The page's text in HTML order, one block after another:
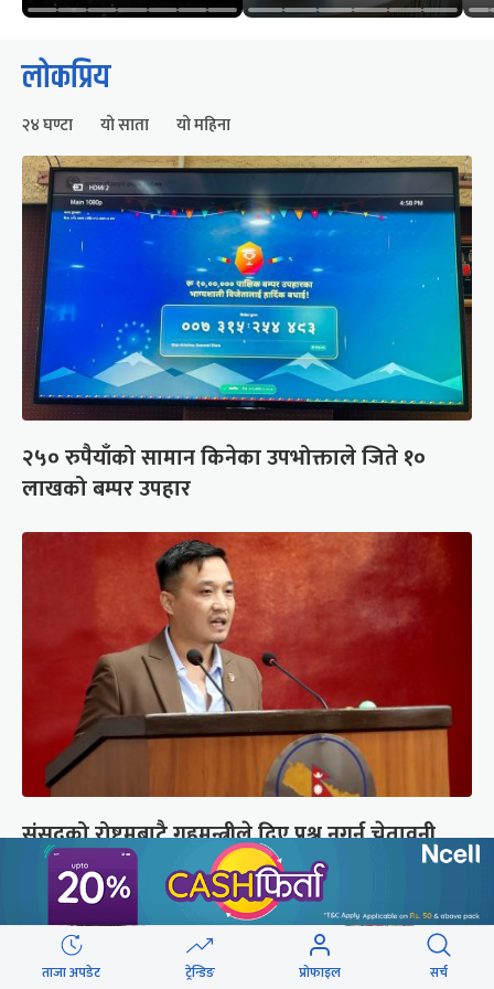
लोकप्रिय
२४ घण्टा यो साता यो महिना
२५० रुपैयाँको सामान किनेका उपभोक्ताले जिते १०
लाखको बम्पर उपहार
संसद्को रोष्ट्रमबाटै गृहमन्त्रीले दिए प्रश्न नगर्न चेतावनी
ताजा अपडेट ट्रेन्डिङ प्रोफाइल सर्च